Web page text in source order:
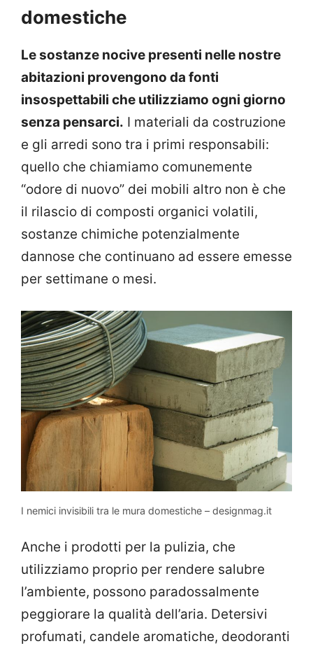
domestiche
Le sostanze nocive presenti nelle nostre
abitazioni provengono da fonti
insospettabili che utilizziamo ogni giorno
senza pensarci. I materiali da costruzione
e gli arredi sono tra i primi responsabili:
quello che chiamiamo comunemente
“odore di nuovo” dei mobili altro non è che
il rilascio di composti organici volatili,
sostanze chimiche potenzialmente
dannose che continuano ad essere emesse
per settimane o mesi.
I nemici invisibili tra le mura domestiche – designmag.it
Anche i prodotti per la pulizia, che
utilizziamo proprio per rendere salubre
l’ambiente, possono paradossalmente
peggiorare la qualità dell’aria. Detersivi
profumati, candele aromatiche, deodoranti